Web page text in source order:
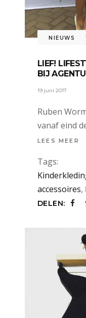
NIEUWS
LIEF!
BIJ
19 juni 2017
Ruben
vanaf eind
LEES MEER
Tags:
accessoires,
DELEN: